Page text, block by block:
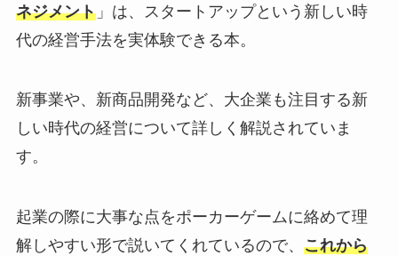
ネジメント」は、スタートアップという新しい時
代の経営手法を実体験できる本。
新事業や、新商品開発など、大企業も注目する新
しい時代の経営について詳しく解説されていま
す。
起業の際に大事な点をポーカーゲームに絡めて理
解しやすい形で説いてくれているので、 これから